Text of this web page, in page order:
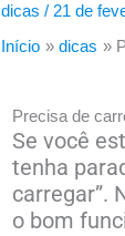
dicas / 21 de
Início
dicas
Precisa de
Se você
tenha
carregar”.
o bom